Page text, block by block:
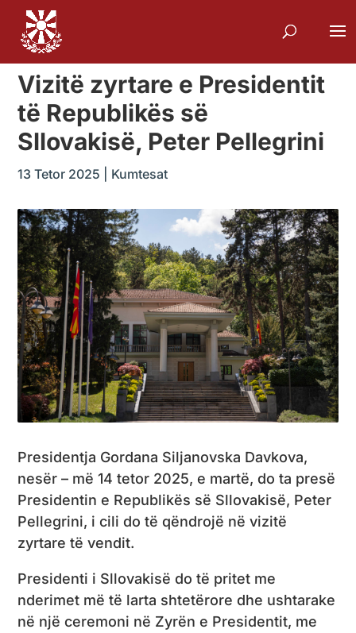
Vizitë zyrtare e Presidentit
të Republikës së
Sllovakisë, Peter Pellegrini
13 Tetor 2025 Kumtesat
Presidentja Gordana Siljanovska Davkova,
nesër – më 14 tetor 2025, e martë, do ta presë
Presidentin e Republikës së Sllovakisë, Peter
Pellegrini, i cili do të qëndrojë në vizitë
zyrtare të vendit.
Presidenti i Sllovakisë do të pritet me
nderimet më të larta shtetërore dhe ushtarake
në një ceremoni në Zyrën e Presidentit, me